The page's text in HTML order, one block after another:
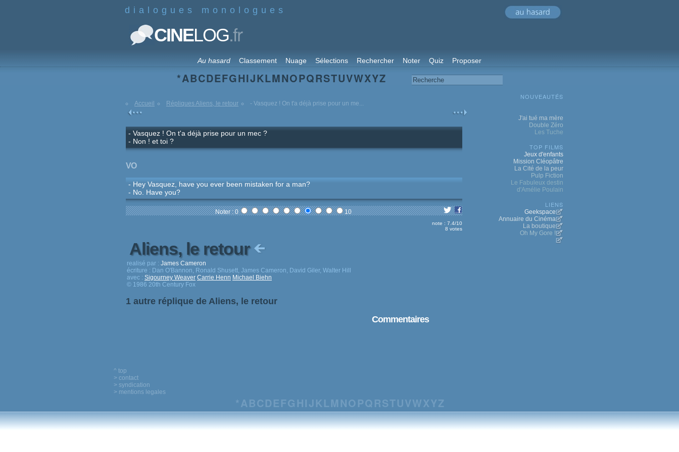
dialogues monologues
CINELOG.fr
Au hasard Classement Nuage Sélections Rechercher Noter Quiz Proposer
*ABCDEFGHIJKLMNOPQRSTUVWXYZ
Accueil Répliques Aliens, le retour - Vasquez ! On t'a déjà prise pour un me...
- Vasquez ! On t'a déjà prise pour un mec ?
- Non ! et toi ?
VO
- Hey Vasquez, have you ever been mistaken for a man?
- No. Have you?
Noter : 0 10
note : 7.4/10
8 votes
Aliens, le retour
realisé par : James Cameron
écriture : Dan O'Bannon, Ronald Shusett, James Cameron, David Giler, Walter Hill
avec : Sigourney Weaver Carrie Henn Michael Biehn
© 1986 20th Century Fox
1 autre réplique de Aliens, le retour
Commentaires
NOUVEAUTÉS
J'ai tué ma mère
Double Zéro
Les Tuche
TOP FILMS
Jeux d'enfants
Mission Cléopâtre
La Cité de la peur
Pulp Fiction
Le Fabuleux destin
d'Amélie Poulain
LIENS
Geekspace
Annuaire du Cinéma
La boutique
Oh My Gore !
^ top
> contact
> syndication
> mentions legales
*ABCDEFG HIJ KLM NO PQRSTUVWXYZ